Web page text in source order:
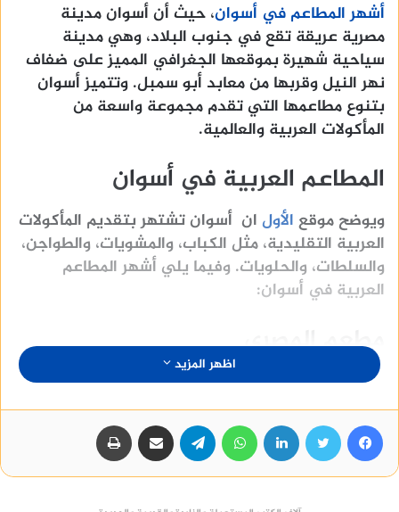
أشهر المطاعم في أسوان، حيث أن أسوان مدينة
مصرية عريقة تقع في جنوب البلاد، وهي مدينة
سياحية شهيرة بموقعها الجغرافي المميز على ضفاف
نهر النيل وقربها من معابد أبو سمبل. وتتميز أسوان
بتنوع مطاعمها التي تقدم مجموعة واسعة من
المأكولات العربية والعالمية.
المطاعم العربية في أسوان
ويوضح موقع الأول ان أسوان تشتهر بتقديم المأكولات
العربية التقليدية، مثل الكباب، والمشويات، والطواجن،
والسلطات، والحلويات. وفيما يلي أشهر المطاعم
العربية في أسوان:
مطعم المصري
يقع مطعم المصري في وسط مدينة أسوان، ويقدم
مجموعة متنوعة من المأكولات العربية التقليدية،
بالإضافة إلى الأطباق الغربية. ويتميز المطعم بأسعاره
المعقولة وخدمته المميزة.
مطعم مكاني
اظهر المزيد